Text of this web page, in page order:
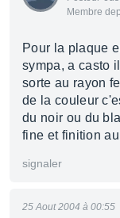
Membre
Pour la plaque
sympa, a casto
sorte au rayon
de la couleur
du noir ou du
fine et finition
signaler
25 Aout 2004 à 00:55